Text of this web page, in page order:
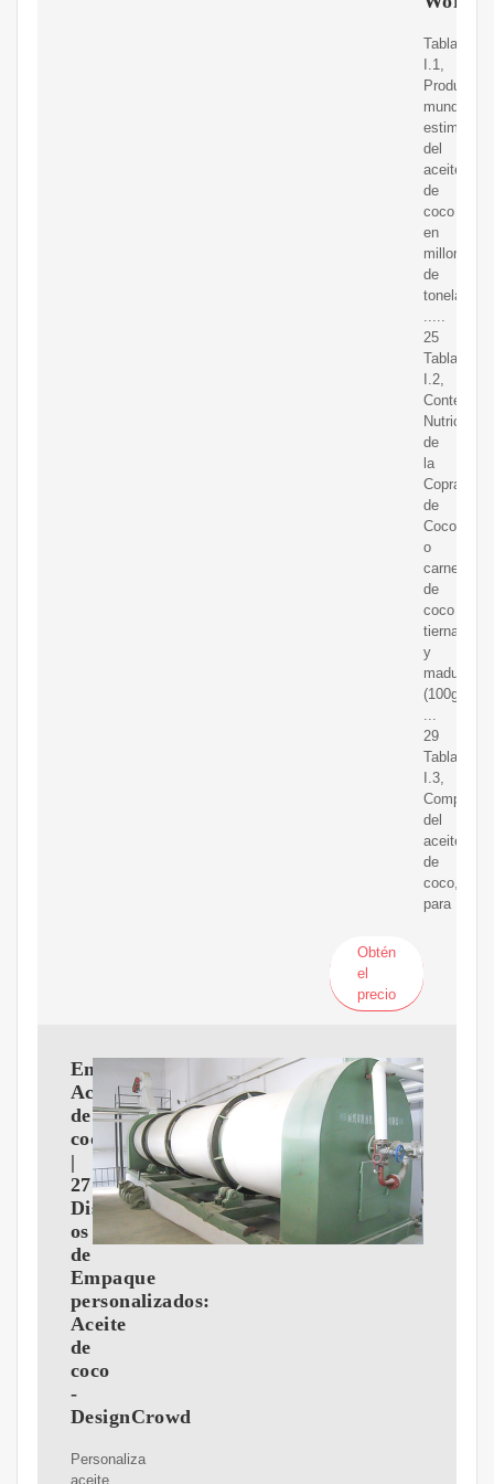
Tabla
I.1,
Producción
mundial
estimada
del
aceite
de
coco
en
millones
de
toneladas
25
Tabla
I.2,
Contenido
Nutricional
de
la
Copra
de
Coco
o
carne
de
coco
tierna
y
madura
(100gr.)
29
Tabla
I.3,
del
aceite
de
coco,
para
Obtén
el
precio
Empaque:
Aceite
de
coco
|
27
Dise?
os
de
Empaque
personalizados:
Aceite
de
coco
-
DesignCrowd
Personaliza
aceite